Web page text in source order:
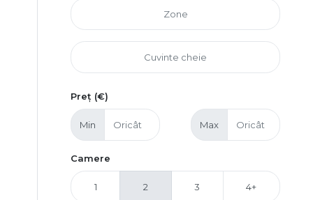
Preț (€)
Min Max
Camere
1 2 3 4+